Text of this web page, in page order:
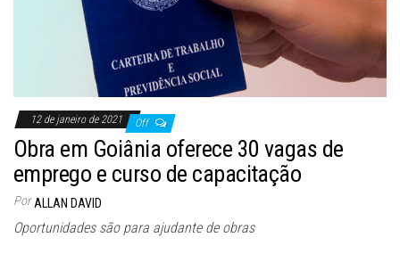
12 de janeiro de 2021 Off
Obra em Goiânia oferece 30 vagas de
emprego e curso de capacitação
Por ALLAN DAVID
Oportunidades são para ajudante de obras